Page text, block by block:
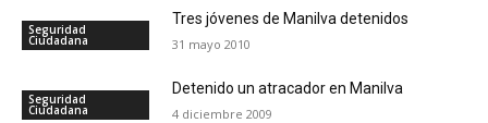
Seguridad
Ciudadana
Tres jóvenes de Manilva detenidos
31 mayo 2010
Seguridad
Ciudadana
Detenido un atracador en Manilva
4 diciembre 2009